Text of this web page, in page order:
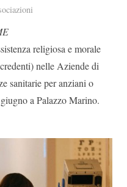
religiosa e morale
nelle Aziende di
sanitarie per anziani o
a Palazzo Marino.